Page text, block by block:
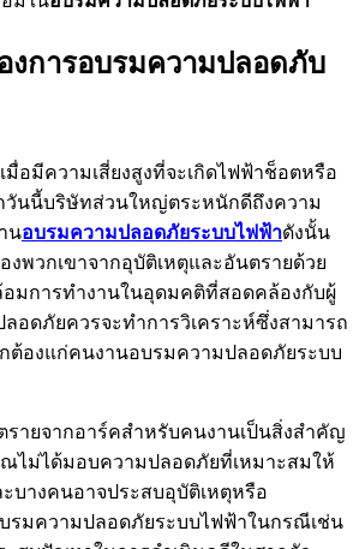
บางคนอาจประสบอุบัติเหตุหรือ
สบปัญหาในการดำเนินคดีในศาลตัว
การหาวิธีที่คุณสามารถให้อบรมความ
นักงานของคุณการรับมือกับปัญหาด้าน
การหรือบริษัทฝึกอบรมหลายแห่งที่
ยละเอียดสิ่งอำนวยความสะดวกที่คุณมอบ
อบรมความปลอดภัยระบบไฟฟ้าด้วย
คโนโลยีพวกเขาสามารถวิเคราะห์สถาน
นหาอันตรายหรือความเสี่ยงที่อาจเกิดขึ้น
ยความว่าหากคุณตระหนักถึงความเสี่ยงที่
ตามขั้นตอนที่จำเป็นอบรม
ระบบไฟฟ้า